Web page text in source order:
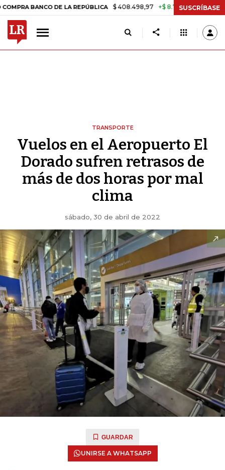
DE LA REPÚBLICA $ 408.498,97 +$ 8.753,81 +2,19% TASA
SUSCRÍBASE
TRANSPORTE
Vuelos en el Aeropuerto El
Dorado sufren retrasos de
más de dos horas por mal
clima
sábado, 30 de abril de 2022
GUARDAR
UNIRSE A WHATSAPP